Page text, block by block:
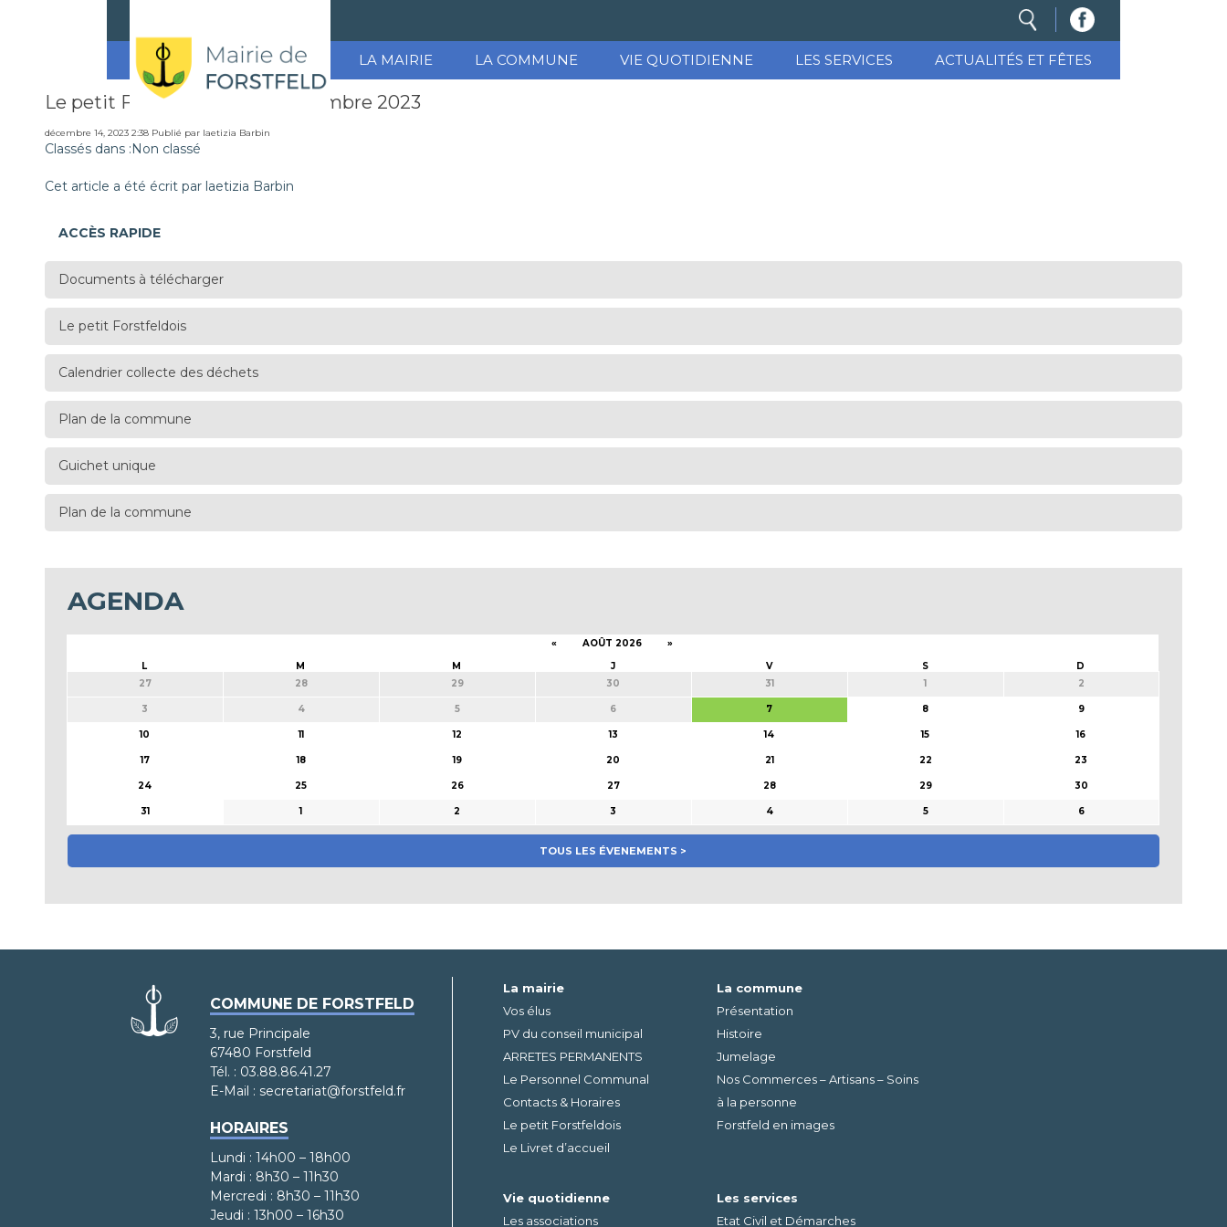
LA MAIRIE LA COMMUNE VIE QUOTIDIENNE LES SERVICES ACTUALITÉS ET FÊTES
Le petit Forstfeldois N° 15 décembre 2023
décembre 14, 2023 2:38 Publié par laetizia Barbin
Classés dans :Non classé
Cet article a été écrit par laetizia Barbin
ACCÈS RAPIDE
Documents à télécharger
Le petit Forstfeldois
Calendrier collecte des déchets
Plan de la commune
Guichet unique
Plan de la commune
AGENDA
« AOÛT 2026
»
L
M M J V S
D
27
28 29 30 31 1 2
3 4 5 6 7 8 9
10 11 12 13 14 15 16
17 18 19 20 21 22 23
24 25 26 27 28 29 30
31 1 2 3 4 5 6
TOUS LES ÉVENEMENTS >
COMMUNE DE FORSTFELD
3, rue Principale
67480 Forstfeld
Tél. : 03.88.86.41.27
E-Mail : secretariat@forstfeld.fr
HORAIRES
Lundi : 14h00 – 18h00
Mardi : 8h30 – 11h30
Mercredi : 8h30 – 11h30
Jeudi : 13h00 – 16h30
La mairie
Vos élus
PV du conseil municipal
ARRETES PERMANENTS
Le Personnel Communal
Contacts & Horaires
Le petit Forstfeldois
Le Livret d’accueil
La commune
Présentation
Histoire
Jumelage
Nos Commerces – Artisans – Soins
à la personne
Forstfeld en images
Vie quotidienne
Les associations
Les services
Etat Civil et Démarches